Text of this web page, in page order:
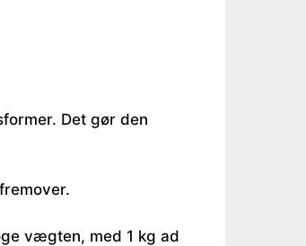
Det gør den
vægten, med 1 kg ad